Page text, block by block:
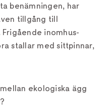
benämningen, har
tillgång till
inomhus-
stallar med sittpinnar,
ekologiska ägg